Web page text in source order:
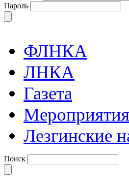
Пароль
ФЛНКА
ЛНКА
Газета
Мероприятия
Лезгинские
Поиск